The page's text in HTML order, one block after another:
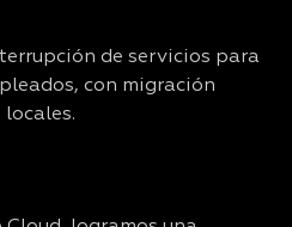
de servicios para
con migración